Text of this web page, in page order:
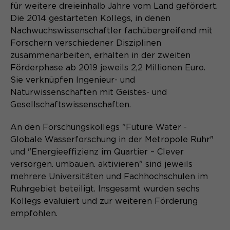
Zweck
Content Management System dieser
Webseite. Diese Basis-Cookies sind
unerlässlich, damit Ihr Besuch auf der
Website angenehm und flüssig wird:
Sie ermöglichen es der Website, Sie
zu erkennen und somit Ihre Sitzung
offen zu halten. Es speichert bei
einem Benutzer-Login für einen
geschlossenen Bereich die Benutzer-
ID als verschlüsselten Wert (sog.
Datenbankeintrag des Nutzers.
Name PHPSESSID
Anbieter Session-Cookies
Name _pk_id*
Anbieter Matomo
Laufzeit 13 Monate
Zweck
Wiedererkennung eines Besuchers.
Name _pk_ses*
Anbieter
Laufzeit 30 Minuten
Zweck
Speichert vorübergehend Daten der
Cookie-Informationen
Aktivierung Mehrsprachigkeit
Diese Cookies ermöglichen die automatische
Übersetzung der Website-Inhalte durch GTranslate.
Anbieter GTranslate Inc.
Laufzeit 1 Jahr
Zweck
Speichert die vom Nutzer gewählte
Sprache für die automatische
Übersetzung der Website.
für weitere dreieinhalb Jahre vom Land gefördert.
Die 2014 gestarteten Kollegs, in denen
Nachwuchswissenschaftler fachübergreifend mit
Forschern verschiedener Disziplinen
zusammenarbeiten, erhalten in der zweiten
Förderphase ab 2019 jeweils 2,2 Millionen Euro.
Sie verknüpfen Ingenieur- und
Naturwissenschaften mit Geistes- und
Gesellschaftswissenschaften.
An den Forschungskollegs "Future Water -
Globale Wasserforschung in der Metropole Ruhr"
und "Energieeffizienz im Quartier – Clever
versorgen. umbauen. aktivieren" sind jeweils
mehrere Universitäten und Fachhochschulen im
Ruhrgebiet beteiligt. Insgesamt wurden sechs
Kollegs evaluiert und zur weiteren Förderung
empfohlen.